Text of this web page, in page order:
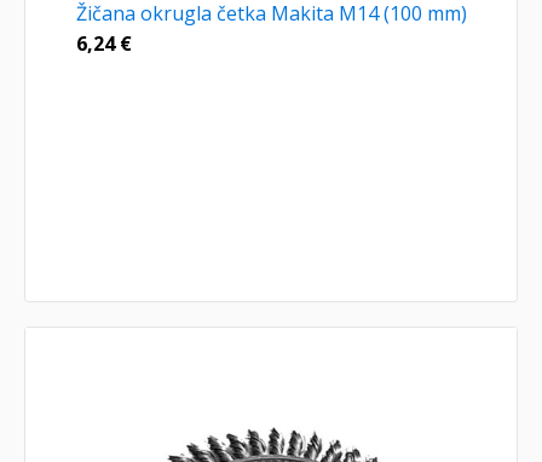
Žičana okrugla četka Makita M14 (100 mm)
6,24€